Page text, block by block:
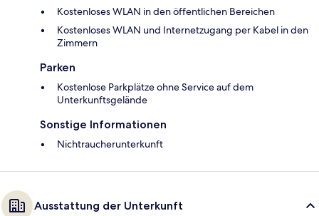
Kostenloses WLAN in den öffentlichen Bereichen
Kostenloses WLAN und Internetzugang per Kabel in den
Zimmern
Parken
Kostenlose Parkplätze ohne Service auf dem
Unterkunftsgelände
Sonstige Informationen
Nichtraucherunterkunft
Ausstattung der Unterkunft